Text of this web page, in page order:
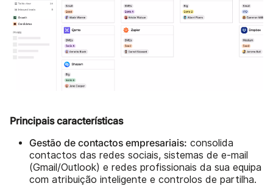
Principais características
Gestão de contactos empresariais: consolida
contactos das redes sociais, sistemas de e-mail
(Gmail/Outlook) e redes profissionais da sua equipa
com atribuição inteligente e controlos de partilha.